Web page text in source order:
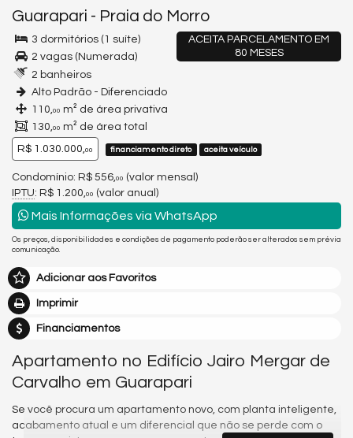
Guarapari - Praia do Morro
ACEITA PARCELAMENTO EM
80 MESES
3 dormitórios (1 suíte)
2 vagas (Numerada)
2 banheiros
Alto Padrão - Diferenciado
110,00 m² de área privativa
130,00 m² de área total
R$ 1.030.000,00 financiamento direto aceita veículo
Condomínio: R$ 556, 00 (valor mensal)
IPTU: R$ 1.200, 00 (valor anual)
Mais Informações via WhatsApp
Os preços, disponibilidades e condições de pagamento poderão ser alterados sem prévia
comunicação.
Adicionar aos Favoritos
Imprimir
Financiamentos
Apartamento no Edifício Jairo Mergar de
Carvalho em Guarapari
Se você procura um apartamento novo, com planta inteligente,
acabamento atual e um diferencial que não se perde com o